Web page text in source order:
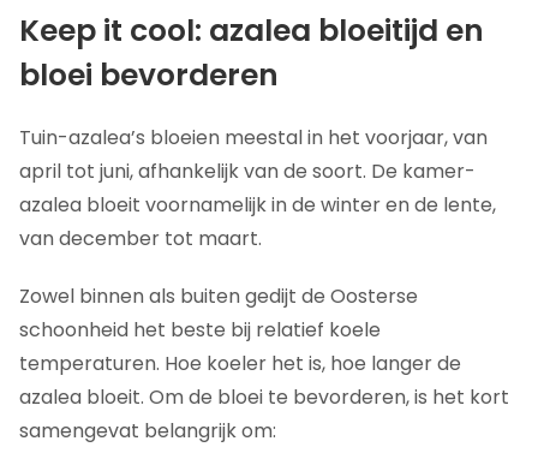
Keep it cool: azalea bloeitijd en
bloei bevorderen
Tuin-azalea’s bloeien meestal in het voorjaar, van
april tot juni, afhankelijk van de soort. De kamer-
azalea bloeit voornamelijk in de winter en de lente,
van december tot maart.
Zowel binnen als buiten gedijt de Oosterse
schoonheid het beste bij relatief koele
temperaturen. Hoe koeler het is, hoe langer de
azalea bloeit. Om de bloei te bevorderen, is het kort
samengevat belangrijk om: